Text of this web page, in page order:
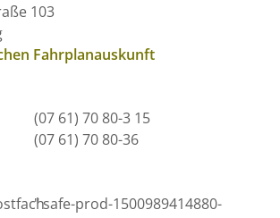
103
Fahrplanauskunft
(07 61) 70 80-3 15
(07 61) 70 80-36
" safe-prod-1500989414880-